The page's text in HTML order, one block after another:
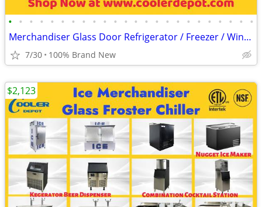
• • • • • • • • • • • • • • • • • • • • • • • •
Merchandiser Glass Door Refrigerator / Freezer / Wine Cooler
7/30 100% Brand New
$2,123